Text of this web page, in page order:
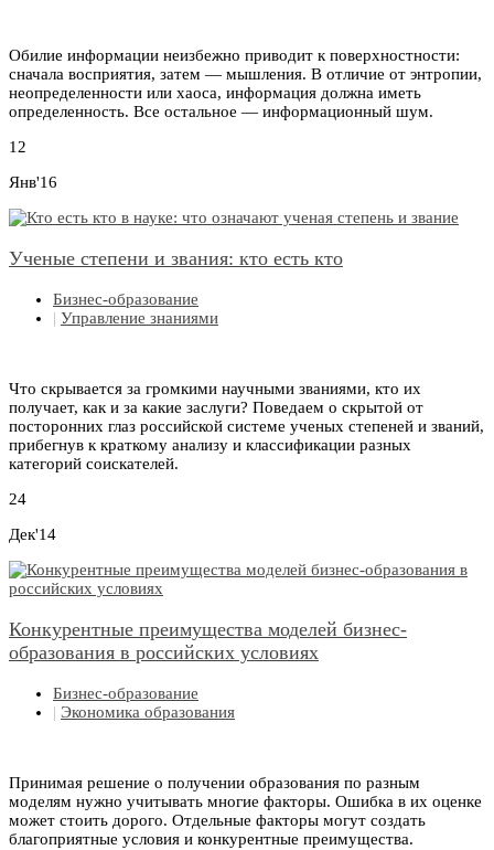
Обилие информации неизбежно приводит к поверхностности:
сначала восприятия, затем — мышления. В отличие от энтропии,
неопределенности или хаоса, информация должна иметь
определенность. Все остальное — информационный шум.
12
Янв'16
Ученые степени и звания: кто есть кто
Бизнес-образование
| Управление знаниями
Что скрывается за громкими научными званиями, кто их
получает, как и за какие заслуги? Поведаем о скрытой от
посторонних глаз российской системе ученых степеней и званий,
прибегнув к краткому анализу и классификации разных
категорий соискателей.
24
Дек'14
Конкурентные преимущества моделей бизнес-
образования в российских условиях
Бизнес-образование
| Экономика образования
Принимая решение о получении образования по разным
моделям нужно учитывать многие факторы. Ошибка в их оценке
может стоить дорого. Отдельные факторы могут создать
благоприятные условия и конкурентные преимущества.